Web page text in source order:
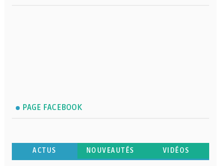
PAGE FACEBOOK
ACTUS NOUVEAUTÉS VIDÉOS